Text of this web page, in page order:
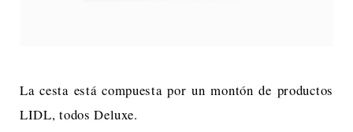
La cesta está compuesta por un montón de productos
LIDL, todos Deluxe.